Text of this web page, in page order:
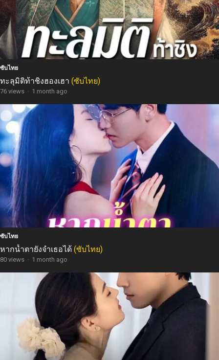
ซับไทย
ทะลุมิติท้าชิงฮองเฮา (ซับไทย)
76 views · 1 month ago
ซับไทย
หากน้ำตายังจำเธอได้ (ซับไทย)
80 views · 1 month ago